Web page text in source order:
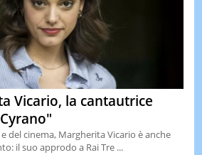
Vicario, la cantautrice
del cinema, Margherita Vicario è anche
il suo approdo a Rai Tre ...